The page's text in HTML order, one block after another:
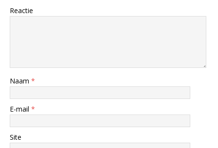
Reactie
Naam *
E-mail *
Site